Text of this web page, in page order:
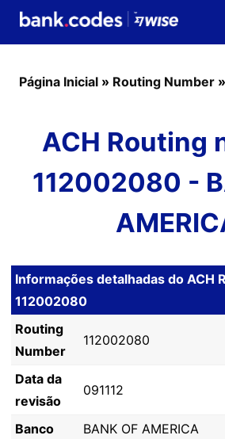
Página Inicial » Routing Number »
ACH Routing
112002080 -
Informações detalhadas do ACH
112002080
Routing
Number
112002080
Data da
revisão
091112
Banco
BANK OF AMERICA